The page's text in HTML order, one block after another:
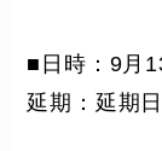
■日時：9月
延期：延期